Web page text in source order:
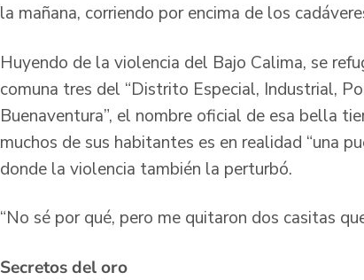
la mañana, corriendo por encima de los
Huyendo de la violencia del Bajo Calima, se
comuna tres del “Distrito Especial, Industrial,
Buenaventura”, el nombre oficial de esa bella
muchos de sus habitantes es en realidad “una
donde la violencia también la perturbó.
“No sé por qué, pero me quitaron dos casitas
Secretos del oro